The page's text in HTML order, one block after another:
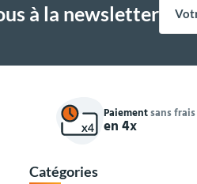
à la newsletter
Paiementsans frais
en 4x
Catégories